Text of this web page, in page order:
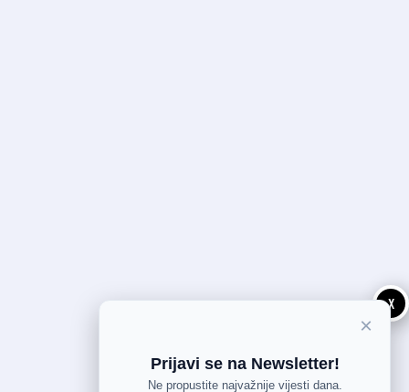
X
×
Prijavi se na Newsletter!
Ne propustite najvažnije vijesti dana.